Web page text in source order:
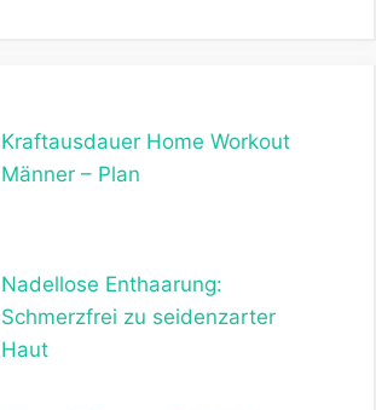
Kraftausdauer Home Workout
Männer – Plan
Nadellose Enthaarung:
Schmerzfrei zu seidenzarter
Haut